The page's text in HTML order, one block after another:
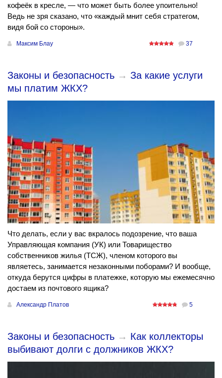
кофеёк в кресле, — что может быть более упоительно!
Ведь не зря сказано, что «каждый мнит себя стратегом,
видя бой со стороны».
Максим Блау 37
Законы и безопасность → За какие услуги
мы платим ЖКХ?
Что делать, если у вас вкралось подозрение, что ваша
Управляющая компания (УК) или Товарищество
собственников жилья (ТСЖ), членом которого вы
являетесь, занимается незаконными поборами? И вообще,
откуда берутся цифры в платежке, которую мы ежемесячно
достаем из почтового ящика?
Александр Платов 5
Законы и безопасность → Как коллекторы
выбивают долги с должников ЖКХ?